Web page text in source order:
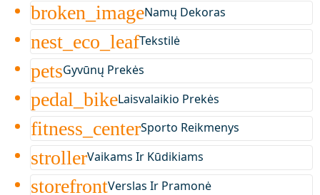
broken_imageNamų Dekoras
nest_eco_leafTekstilė
petsGyvūnų Prekės
pedal_bikeLaisvalaikio Prekės
fitness_centerSporto Reikmenys
strollerVaikams Ir Kūdikiams
storefrontVerslas Ir Pramonė